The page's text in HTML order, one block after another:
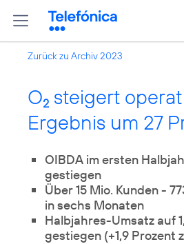
Zurück zu Archiv 2023
O2 steigert
Ergebnis um 27
OIBDA im ersten
Über 15 Mio. Kunden -
in sechs Monaten
Halbjahres-Umsatz auf
gestiegen (+1,9 Prozent